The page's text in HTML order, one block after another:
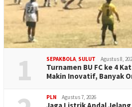
1 SEPAKBOLA SULUT Agustus 8,
Turnamen BU FC ke 4
Makin Inovatif, Banyak
PLN Agustus 7, 2026
Jaga Listrik Andal Jelang